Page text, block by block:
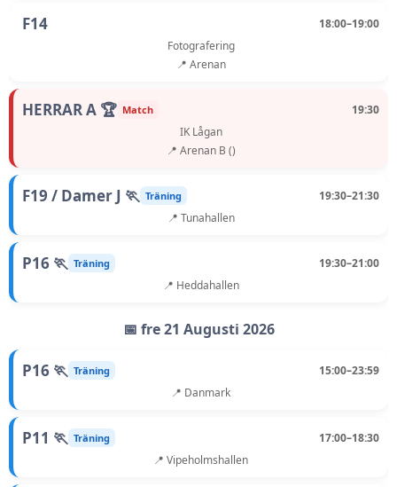
F14
18:00–19:00
Fotografering
📍 Arenan
HERRAR A 🏆 Match
19:30
IK Lågan
📍 Arenan B ()
F19 / Damer J 🏃 Träning
19:30–21:30
📍 Tunahallen
P16 🏃 Träning
19:30–21:00
📍 Heddahallen
📅 fre 21 Augusti 2026
P16 🏃 Träning
15:00–23:59
📍 Danmark
P11 🏃 Träning
17:00–18:30
📍 Vipeholmshallen